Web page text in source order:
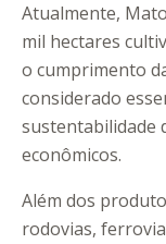
Atualmente,
mil hectares
o cumprimento
considerado
sustentabilidade
econômicos.
Além dos
rodovias,